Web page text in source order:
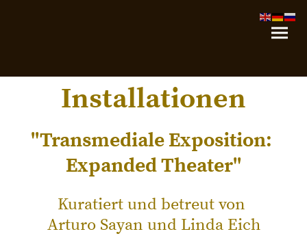
Installationen
''Transmediale Exposition:
Expanded Theater''
Kuratiert und betreut von
Arturo Sayan und Linda Eich